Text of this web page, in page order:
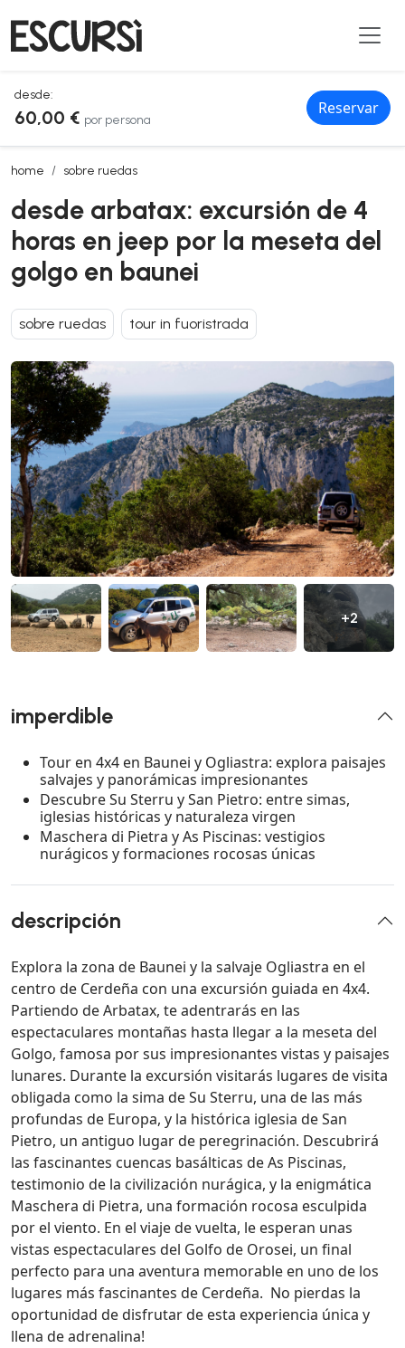
desde:
60,00 € por persona
Reservar
home sobre ruedas
desde arbatax: excursión de 4 horas en jeep por la meseta del
desde arbatax: excursión de 4
horas en jeep por la meseta del
golgo en baunei
sobre ruedas tour in fuoristrada
+2
imperdible
Tour en 4x4 en Baunei y Ogliastra: explora paisajes
salvajes y panorámicas impresionantes
Descubre Su Sterru y San Pietro: entre simas,
iglesias históricas y naturaleza virgen
Maschera di Pietra y As Piscinas: vestigios
nurágicos y formaciones rocosas únicas
descripción
Explora la zona de Baunei y la salvaje Ogliastra en el
centro de Cerdeña con una excursión guiada en 4x4.
Partiendo de Arbatax, te adentrarás en las
espectaculares montañas hasta llegar a la meseta del
Golgo, famosa por sus impresionantes vistas y paisajes
lunares. Durante la excursión visitarás lugares de visita
obligada como la sima de Su Sterru, una de las más
profundas de Europa, y la histórica iglesia de San
Pietro, un antiguo lugar de peregrinación. Descubrirá
las fascinantes cuencas basálticas de As Piscinas,
testimonio de la civilización nurágica, y la enigmática
Maschera di Pietra, una formación rocosa esculpida
por el viento. En el viaje de vuelta, le esperan unas
vistas espectaculares del Golfo de Orosei, un final
perfecto para una aventura memorable en uno de los
lugares más fascinantes de Cerdeña. No pierdas la
oportunidad de disfrutar de esta experiencia única y
llena de adrenalina!